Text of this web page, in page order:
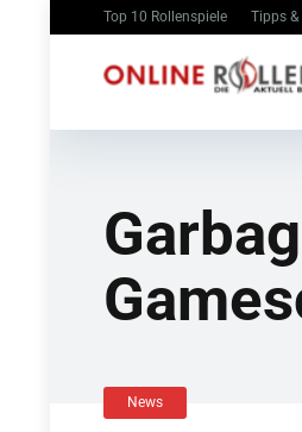
Top 10 Rollenspiele Tipps &
News